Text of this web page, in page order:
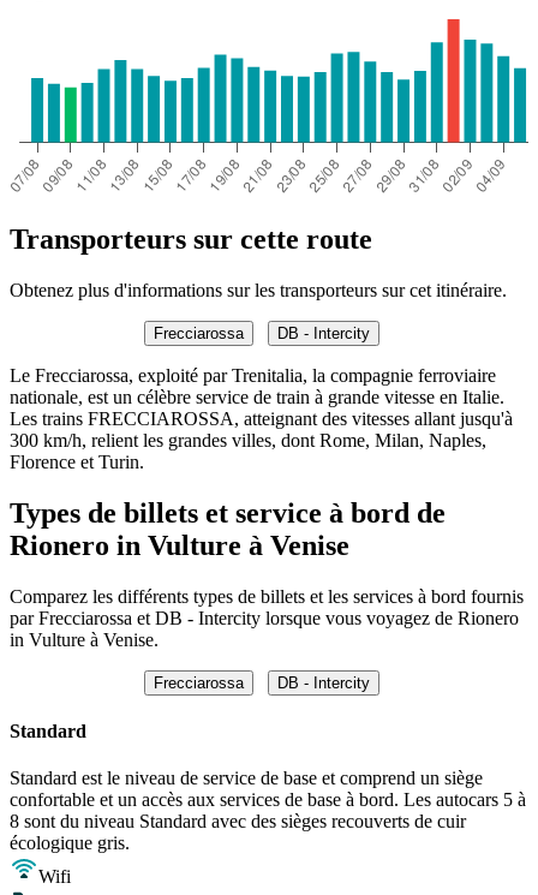
Transporteurs sur cette route
Obtenez plus d'informations sur les transporteurs sur cet itinéraire.
Frecciarossa DB - Intercity
Le Frecciarossa, exploité par Trenitalia, la compagnie ferroviaire
nationale, est un célèbre service de train à grande vitesse en Italie.
Les trains FRECCIAROSSA, atteignant des vitesses allant jusqu'à
300 km/h, relient les grandes villes, dont Rome, Milan, Naples,
Florence et Turin.
Types de billets et service à bord de
Rionero in Vulture à Venise
Comparez les différents types de billets et les services à bord fournis
par Frecciarossa et DB - Intercity lorsque vous voyagez de Rionero
in Vulture à Venise.
Frecciarossa DB - Intercity
Standard
Standard est le niveau de service de base et comprend un siège
confortable et un accès aux services de base à bord. Les autocars 5 à
8 sont du niveau Standard avec des sièges recouverts de cuir
écologique gris.
Wifi